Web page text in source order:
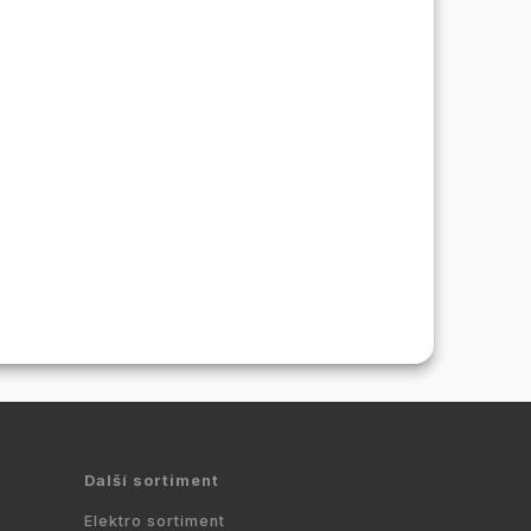
Další sortiment
Elektro sortiment